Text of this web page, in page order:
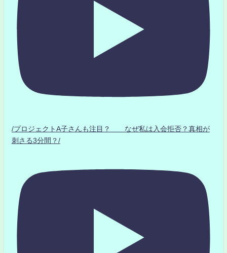
/プロジェクトA子さんも注目？ なぜ私は入会拒否？真相が
刺さる3分間？/